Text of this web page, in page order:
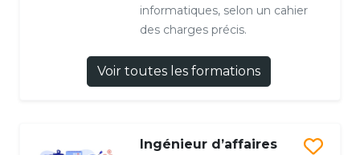
informatiques, selon un cahier
des charges précis.
Voir toutes les formations
Ingénieur d’affaires